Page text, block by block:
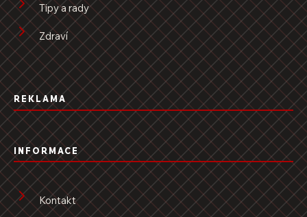
Tipy a rady
Zdraví
REKLAMA
INFORMACE
Kontakt